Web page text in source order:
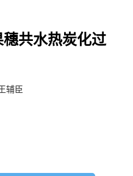
共水热炭化过
辅臣